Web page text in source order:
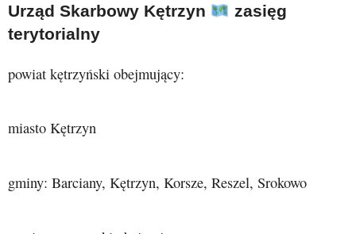
Urząd Skarbowy Kętrzyn
zasięg
terytorialny
powiat kętrzyński obejmujący:
miasto Kętrzyn
gminy: Barciany, Kętrzyn, Korsze, Reszel, Srokowo